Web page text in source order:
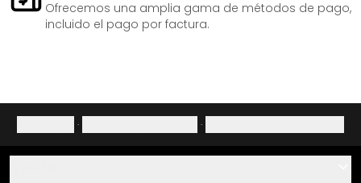
Ofrecemos una amplia gama de métodos de pago,
incluido el pago por factura.
· ·